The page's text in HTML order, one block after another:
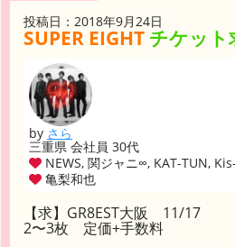
投稿日：2018年9月24日
SUPER EIGHT チケット
by さら
三重県 会社員 30代
NEWS, 関ジャニ∞, KAT-TUN,
亀梨和也
【求】GR8EST大阪 11/17
2〜3枚 定価+手数料